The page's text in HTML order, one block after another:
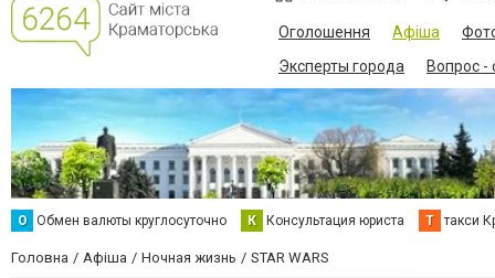
Оголошення Афіша
Эксперты города
Вопрос -
О Обмен валюты круглосуточно К Консультация юриста Т такси
Головна Афіша Ночная жизнь STAR WARS